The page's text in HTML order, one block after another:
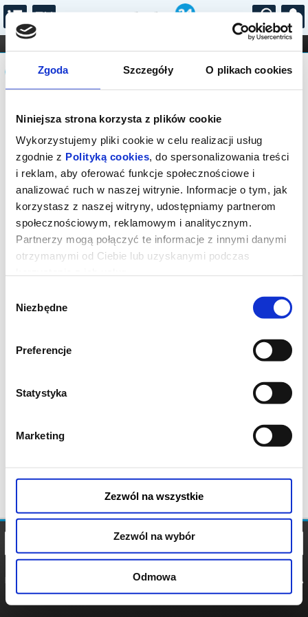
Zgoda Szczegóły O plikach cookies
Niniejsza strona korzysta z plików cookie
Wykorzystujemy pliki cookie w celu realizacji usług
zgodnie z Polityką cookies, do spersonalizowania treści
i reklam, aby oferować funkcje społecznościowe i
analizować ruch w naszej witrynie. Informacje o tym, jak
korzystasz z naszej witryny, udostępniamy partnerom
społecznościowym, reklamowym i analitycznym.
Partnerzy mogą połączyć te informacje z innymi danymi
otrzymanymi od Ciebie lub uzyskanymi podczas
zgody
Niezbędne
Preferencje
Statystyka
Marketing
Zezwól na wszystkie
Zezwól na wybór
Odmowa
...
FILHARMONIA OPERA I BALET
STAND-UP
DLA DZIECI
Komunikat
Sprzedaż biletów on-line na wydarzenie
została zakończona.
POLITYKA
POLITYKA